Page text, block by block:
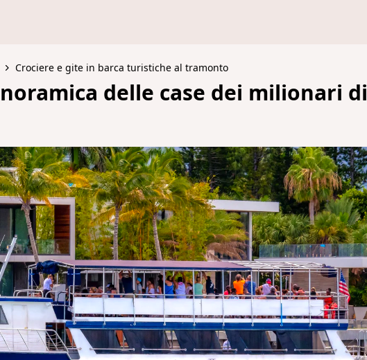
Crociere e gite in barca turistiche al tramonto
delle case dei milionari di